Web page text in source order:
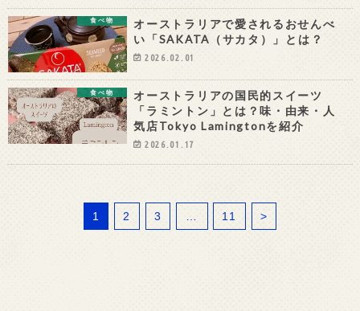
食べ物
オーストラリアで愛されるおせんべ
い「SAKATA（サカタ）」とは？
2026.02.01
食べ物
オーストラリアの国民的スイーツ
「ラミントン」とは？味・由来・人
気店Tokyo Lamingtonを紹介
2026.01.17
1 2 3 11 >